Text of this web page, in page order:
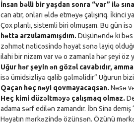
İnsan bəlli bir yaşdan sonra “var” ilə
can atır, onları əldə etməyə çalışırıq. İkinci
Çox planlı, sistemli biri olmuşam. Bu gün
hətta arzulamamışdım. Düşünəndə ki bəs
zəhmət nəticəsində həyat sənə layiq
ilahi bir nizam var və o zamanla hər şeyi öz
Uğur hər şeyin ən gözəl cavabıdır,
isə ümidsizliyə qalib gəlməlidir” Uğurun
Qaçan heç nəyi qovmayacaqsan. Nəsə
Heç kimi düzəltməyə çalışmaq olmaz.
adama sərf edilən zamandır. İbn Sina
Həyatın mərkəzində özünsən. Özünü